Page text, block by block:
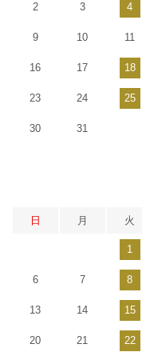
2 3 4
9 10 11
16 17 18
23 24 25
30 31
日 月 火
1
6 7 8
13 14 15
20 21 22